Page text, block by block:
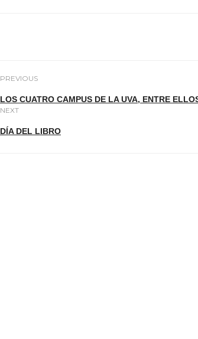
PREVIOUS
LOS CUATRO CAMPUS DE LA UVA, ENTRE
NEXT
DÍA DEL LIBRO